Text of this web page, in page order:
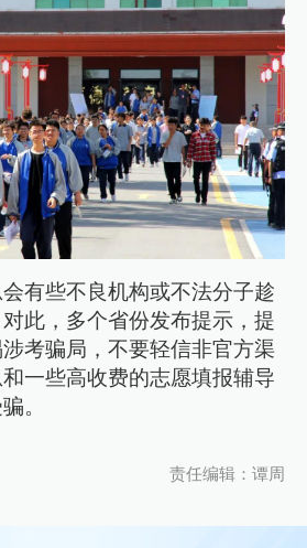
有些不良机构或不法分子趁
此，多个省份发布提示，提
考骗局，不要轻信非官方渠
一些高收费的志愿填报辅导
。
责任编辑：谭周